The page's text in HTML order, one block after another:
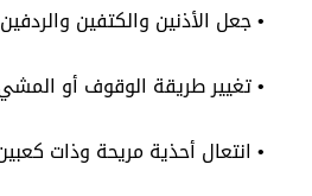
• جعل الأذنين والكتفين
• تغيير طريقة الوقوف أو
• انتعال أحذية مريحة وذات